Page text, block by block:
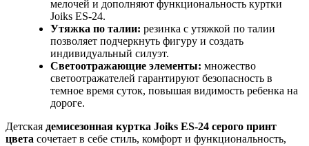
мелочей и дополняют функциональность куртки
Joiks ES-24.
Утяжка по талии: резинка с утяжкой по талии
позволяет подчеркнуть фигуру и создать
индивидуальный силуэт.
Светоотражающие элементы: множество
светоотражателей гарантируют безопасность в
темное время суток, повышая видимость ребенка на
дороге.
Детская демисезонная куртка Joiks ES-24 серого принт
цвета сочетает в себе стиль, комфорт и функциональность,